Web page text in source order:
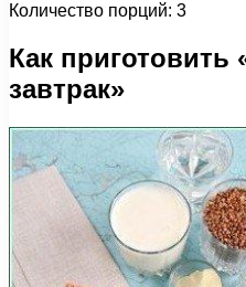
Количество порций: 3
Как приготовить
завтрак»